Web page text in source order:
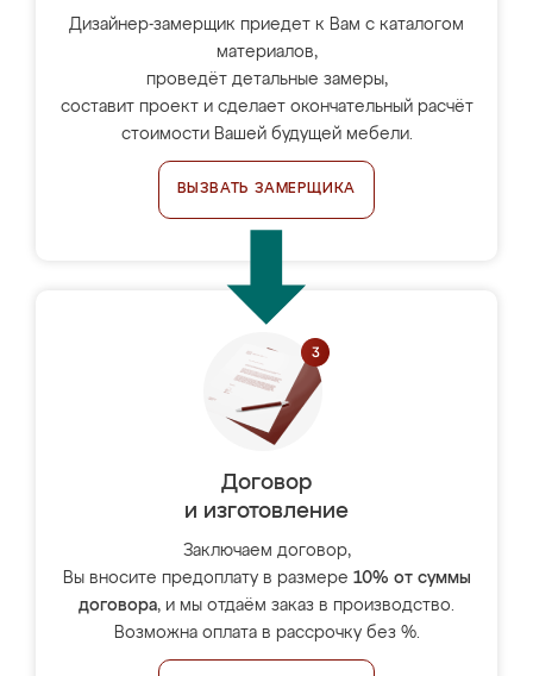
Дизайнер-замерщик приедет к Вам с каталогом
материалов,
проведёт детальные замеры,
составит проект и сделает окончательный расчёт
стоимости Вашей будущей мебели.
ВЫЗВАТЬ ЗАМЕРЩИКА
Договор
и изготовление
Заключаем договор,
Вы вносите предоплату в размере 10% от суммы
договора, и мы отдаём заказ в производство.
Возможна оплата в рассрочку без %.